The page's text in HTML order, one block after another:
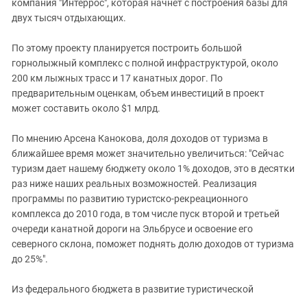
компания "Интеррос", которая начнет с построения базы для
двух тысяч отдыхающих.
По этому проекту планируется построить большой
горнолыжный комплекс с полной инфраструктурой, около
200 км лыжных трасс и 17 канатных дорог. По
предварительным оценкам, объем инвестиций в проект
может составить около $1 млрд.
По мнению Арсена Канокова, доля доходов от туризма в
ближайшее время может значительно увеличиться: "Сейчас
туризм дает нашему бюджету около 1% доходов, это в десятки
раз ниже наших реальных возможностей. Реализация
программы по развитию туристско-рекреационного
комплекса до 2010 года, в том числе пуск второй и третьей
очереди канатной дороги на Эльбрусе и освоение его
северного склона, поможет поднять долю доходов от туризма
до 25%".
Из федерального бюджета в развитие туристической